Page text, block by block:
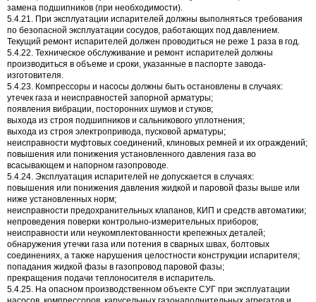
замена подшипников (при необходимости).
5.4.21. При эксплуатации испарителей должны выполняться требования
по безопасной эксплуатации сосудов, работающих под давлением.
Текущий ремонт испарителей должен проводиться не реже 1 раза в год.
5.4.22. Техническое обслуживание и ремонт испарителей должны
производиться в объеме и сроки, указанные в паспорте завода-
изготовителя.
5.4.23. Компрессоры и насосы должны быть остановлены в случаях:
утечек газа и неисправностей запорной арматуры;
появления вибрации, посторонних шумов и стуков;
выхода из строя подшипников и сальникового уплотнения;
выхода из строя электропривода, пусковой арматуры;
неисправности муфтовых соединений, клиновых ремней и их ограждений;
повышения или понижения установленного давления газа во
всасывающем и напорном газопроводе.
5.4.24. Эксплуатация испарителей не допускается в случаях:
повышения или понижения давления жидкой и паровой фазы выше или
ниже установленных норм;
неисправности предохранительных клапанов, КИП и средств автоматики;
непроведения поверки контрольно-измерительных приборов;
неисправности или неукомплектованности крепежных деталей;
обнаружения утечки газа или потения в сварных швах, болтовых
соединениях, а также нарушения целостности конструкции испарителя;
попадания жидкой фазы в газопровод паровой фазы;
прекращения подачи теплоносителя в испаритель.
5.4.25. На опасном производственном объекте СУГ при эксплуатации